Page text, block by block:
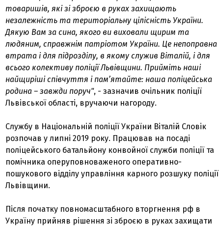
товаришів, які зі зброєю в руках захищають
незалежність та територіальну цілісність України.
Дякую Вам за сина, якого ви виховали щирим та
людяним, справжнім патріотом України. Це непоправна
втрата і для підрозділу, в якому служив Віталій, і для
всього колективу поліції Львівщини. Прийміть наші
найщиріші співчуття і пам’ятайте: наша поліцейська
родина – завжди поруч", - зазначив очільник поліції
Львівської області, вручаючи нагороду.
Службу в Національній поліції України Віталій Словік
розпочав у липні 2019 року. Працював на посаді
поліцейського батальйону конвойної служби поліції та
помічника оперуповноваженого оперативно-
пошукового відділу управління карного розшуку поліції
Львівщини.
Після початку повномасштабного вторгнення рф в
Україну прийняв рішення зі зброєю в руках захищати